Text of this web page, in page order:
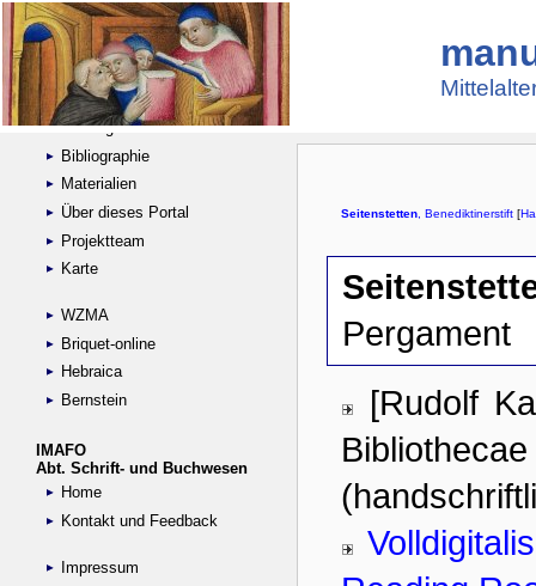
Suche
Handschriftensammlungen
Digitalisierte Handschriften
Kataloge
Bibliographie
Materialien
Über dieses Portal
Projektteam
Karte
WZMA
Briquet-online
Hebraica
Bernstein
IMAFO
Abt. Schrift- und Buchwesen
Home
Kontakt und Feedback
Impressum